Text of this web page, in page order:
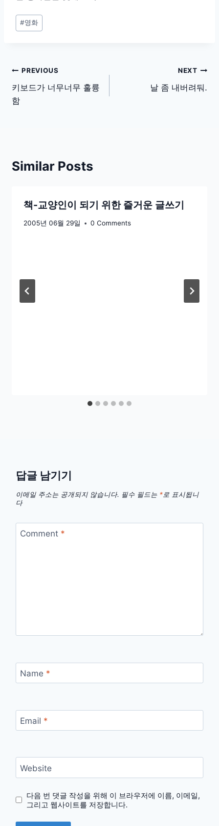
Post
Tags:
#영화
글
탐
색
PREVIOUS
키보드가 너무너무 훌륭
함
NEXT
날 좀 내버려둬.
Similar Posts
책-교양인이 되기 위한 즐거운 글쓰기
2005년 06월 29일 0 Comments
답글 남기기
이메일 주소는 공개되지 않습니다. 필수 필드는 *로 표시됩니
다
Comment *
Name *
Email *
Website
다음 번 댓글 작성을 위해 이 브라우저에 이름, 이메일,
그리고 웹사이트를 저장합니다.